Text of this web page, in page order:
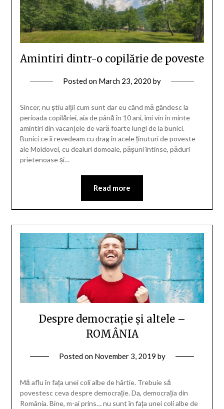
Amintiri dintr-o copilărie de poveste
Posted on March 23, 2020 by
Sincer, nu știu alții cum sunt dar eu când mă gândesc la
perioada copilăriei, aia de până în 10 ani, îmi vin în minte
amintiri din vacanțele de vară foarte lungi de la bunici.
Bunici ce îi revedeam cu drag în acele ținuturi de poveste
ale Moldovei, cu dealuri domoale, pășuni întinse, păduri
prietenoase și…
Read more
Despre democrație și altele –
ROMÂNIA
Posted on November 3, 2019 by
Mă aflu în fața unei coli albe de hârtie. Trebuie să
povestesc ceva despre democrație. Da, democrația din
România. Bine, m-ai prins… nu sunt în fața unei coli albe de